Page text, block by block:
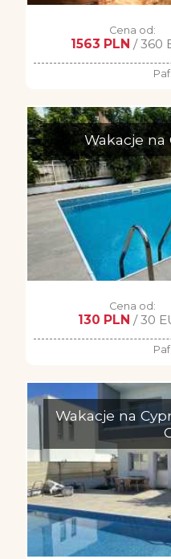
Cena od:
1563 PLN / 360
Wakacje na
Cena od:
130 PLN / 30
Wakacje na